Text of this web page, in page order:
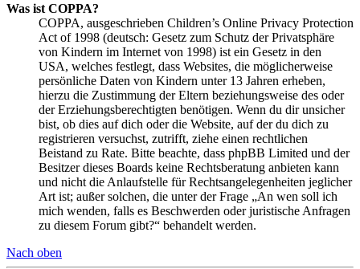
Was ist COPPA?
COPPA, ausgeschrieben Children’s Online Privacy Protection
Act of 1998 (deutsch: Gesetz zum Schutz der Privatsphäre
von Kindern im Internet von 1998) ist ein Gesetz in den
USA, welches festlegt, dass Websites, die möglicherweise
persönliche Daten von Kindern unter 13 Jahren erheben,
hierzu die Zustimmung der Eltern beziehungsweise des oder
der Erziehungsberechtigten benötigen. Wenn du dir unsicher
bist, ob dies auf dich oder die Website, auf der du dich zu
registrieren versuchst, zutrifft, ziehe einen rechtlichen
Beistand zu Rate. Bitte beachte, dass phpBB Limited und der
Besitzer dieses Boards keine Rechtsberatung anbieten kann
und nicht die Anlaufstelle für Rechtsangelegenheiten jeglicher
Art ist; außer solchen, die unter der Frage „An wen soll ich
mich wenden, falls es Beschwerden oder juristische Anfragen
zu diesem Forum gibt?“ behandelt werden.
Nach oben